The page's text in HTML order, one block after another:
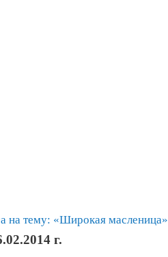
на тему: «Широкая масленица»
г.